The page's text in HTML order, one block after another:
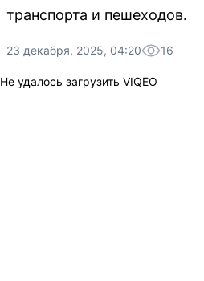
транспорта и пешеходов.
23 декабря, 2025, 04:20 16
Не удалось загрузить VIQEO